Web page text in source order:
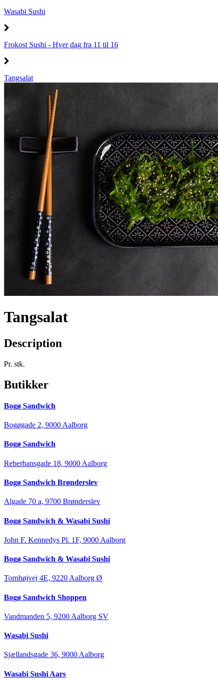
Wasabi Sushi
Frokost Sushi - Hver dag fra 11 til 16
Tangsalat
Tangsalat
Description
Pr. stk.
Butikker
Bogø Sandwich
Bogøgade 2, 9000 Aalborg
Bogø Sandwich
Reberbansgade 18, 9000 Aalborg
Bogø Sandwich Brønderslev
Algade 70 a, 9700 Brønderslev
Bogø Sandwich & Wasabi Sushi
John F. Kennedys Pl. 1F, 9000 Aalborg
Bogø Sandwich & Wasabi Sushi
Tornhøjvej 4E, 9220 Aalborg Ø
Bogø Sandwich Shoppen
Vandmanden 5, 9200 Aalborg SV
Wasabi Sushi
Sjællandsgade 36, 9000 Aalborg
Wasabi Sushi Aars